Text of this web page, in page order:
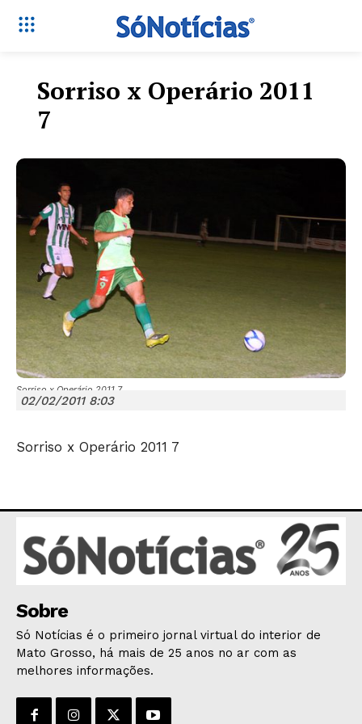
Só Notícias
HOME
POLÍTICA
POLÍCIA
ESPORTES
ECONOMIA
OPINIÃO
Sorriso x Operário 2011
7
Sorriso x Operário 2011 7
02/02/2011 8:03
Sorriso x Operário 2011 7
Sobre
Só Notícias é o primeiro jornal virtual do interior de
Mato Grosso, há mais de 25 anos no ar com as
melhores informações.